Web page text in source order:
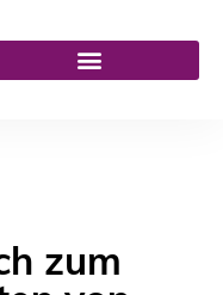
zum